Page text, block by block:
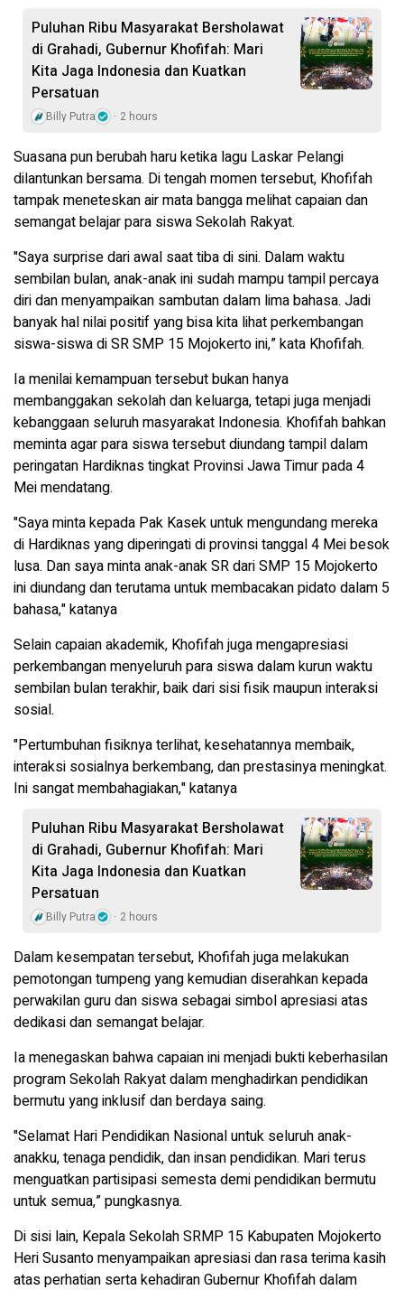
Puluhan Ribu Masyarakat Bersholawat
di Grahadi, Gubernur Khofifah: Mari
Kita Jaga Indonesia dan Kuatkan
Persatuan
Billy Putra 2 hours
Suasana pun berubah haru ketika lagu Laskar Pelangi
dilantunkan bersama. Di tengah momen tersebut, Khofifah
tampak meneteskan air mata bangga melihat capaian dan
semangat belajar para siswa Sekolah Rakyat.
"Saya surprise dari awal saat tiba di sini. Dalam waktu
sembilan bulan, anak-anak ini sudah mampu tampil percaya
diri dan menyampaikan sambutan dalam lima bahasa. Jadi
banyak hal nilai positif yang bisa kita lihat perkembangan
siswa-siswa di SR SMP 15 Mojokerto ini,” kata Khofifah.
Ia menilai kemampuan tersebut bukan hanya
membanggakan sekolah dan keluarga, tetapi juga menjadi
kebanggaan seluruh masyarakat Indonesia. Khofifah bahkan
meminta agar para siswa tersebut diundang tampil dalam
peringatan Hardiknas tingkat Provinsi Jawa Timur pada 4
Mei mendatang.
"Saya minta kepada Pak Kasek untuk mengundang mereka
di Hardiknas yang diperingati di provinsi tanggal 4 Mei besok
lusa. Dan saya minta anak-anak SR dari SMP 15 Mojokerto
ini diundang dan terutama untuk membacakan pidato dalam 5
bahasa," katanya
Selain capaian akademik, Khofifah juga mengapresiasi
perkembangan menyeluruh para siswa dalam kurun waktu
sembilan bulan terakhir, baik dari sisi fisik maupun interaksi
sosial.
"Pertumbuhan fisiknya terlihat, kesehatannya membaik,
interaksi sosialnya berkembang, dan prestasinya meningkat.
Ini sangat membahagiakan," katanya
Puluhan Ribu Masyarakat Bersholawat
di Grahadi, Gubernur Khofifah: Mari
Kita Jaga Indonesia dan Kuatkan
Persatuan
Billy Putra 2 hours
Dalam kesempatan tersebut, Khofifah juga melakukan
pemotongan tumpeng yang kemudian diserahkan kepada
perwakilan guru dan siswa sebagai simbol apresiasi atas
dedikasi dan semangat belajar.
Ia menegaskan bahwa capaian ini menjadi bukti keberhasilan
program Sekolah Rakyat dalam menghadirkan pendidikan
bermutu yang inklusif dan berdaya saing.
"Selamat Hari Pendidikan Nasional untuk seluruh anak-
anakku, tenaga pendidik, dan insan pendidikan. Mari terus
menguatkan partisipasi semesta demi pendidikan bermutu
untuk semua,” pungkasnya.
Di sisi lain, Kepala Sekolah SRMP 15 Kabupaten Mojokerto
Heri Susanto menyampaikan apresiasi dan rasa terima kasih
atas perhatian serta kehadiran Gubernur Khofifah dalam